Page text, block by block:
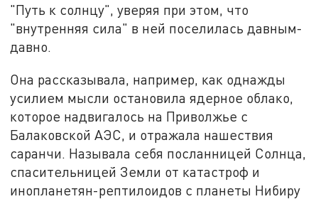
"Путь к солнцу", уверяя при этом, что
"внутренняя сила" в ней поселилась давным-
давно.
Она рассказывала, например, как однажды
усилием мысли остановила ядерное облако,
которое надвигалось на Приволжье с
Балаковской АЭС, и отражала нашествия
саранчи. Называла себя посланницей Солнца,
спасительницей Земли от катастроф и
инопланетян-рептилоидов с планеты Нибиру